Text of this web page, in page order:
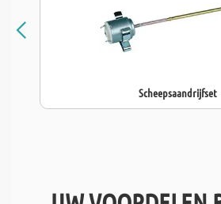
Scheepsaandrijfset